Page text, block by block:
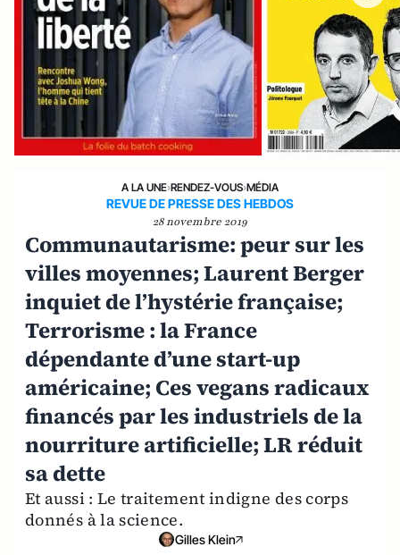
A LA UNE›RENDEZ-VOUS›MÉDIA
REVUE DE PRESSE DES HEBDOS
28 novembre 2019
Communautarisme: peur sur les
villes moyennes; Laurent Berger
inquiet de l’hystérie française;
Terrorisme : la France
dépendante d’une start-up
américaine; Ces vegans radicaux
financés par les industriels de la
nourriture artificielle; LR réduit
sa dette
Et aussi : Le traitement indigne des corps
donnés à la science.
Gilles Klein